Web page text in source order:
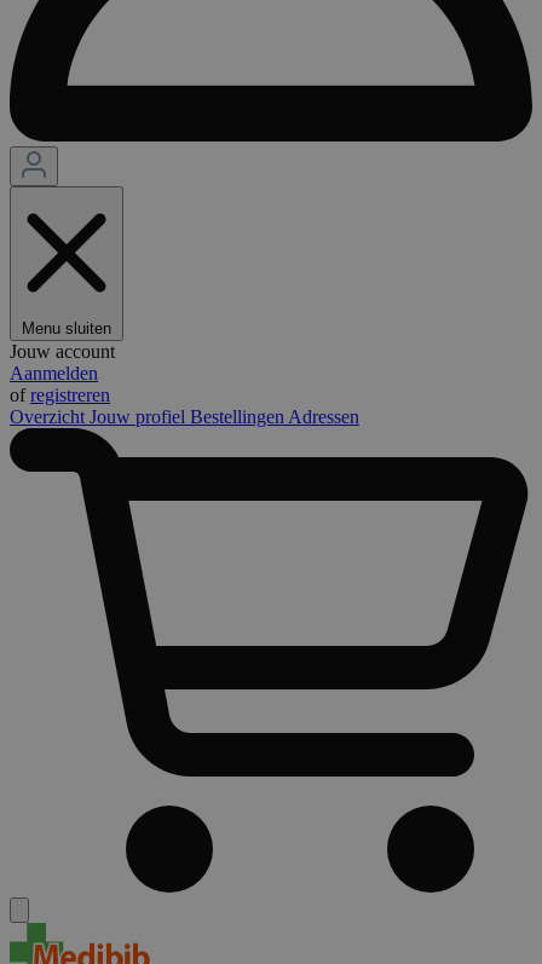
Menu sluiten
Jouw account
Aanmelden
ofregistreren
Overzicht Jouw profiel Bestellingen Adressen